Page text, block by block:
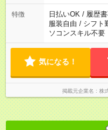
特徴 日払いOK / 履歴
服装自由 / シフト
ソコンスキル不要
気になる！
掲載元企業名 株